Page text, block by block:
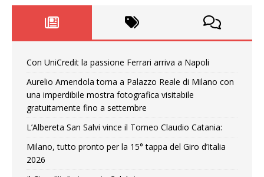
Con UniCredit la passione Ferrari arriva a Napoli
Aurelio Amendola torna a Palazzo Reale di Milano con
una imperdibile mostra fotografica visitabile
gratuitamente fino a settembre
L’Albereta San Salvi vince il Torneo Claudio Catania:
Milano, tutto pronto per la 15° tappa del Giro d’Italia
2026